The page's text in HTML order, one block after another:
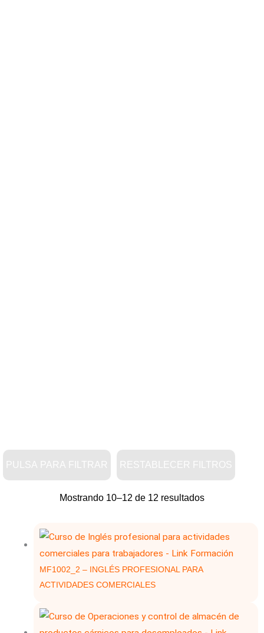
PULSA PARA FILTRAR RESTABLECER FILTROS
Mostrando 10–12 de 12 resultados
MF1002_2 – INGLÉS PROFESIONAL PARA
ACTIVIDADES COMERCIALES